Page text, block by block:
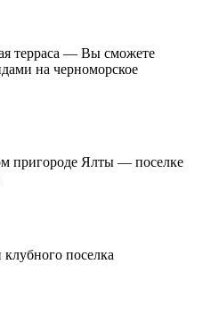
терраса — Вы сможете
на черноморское
пригороде Ялты — поселке
поселка